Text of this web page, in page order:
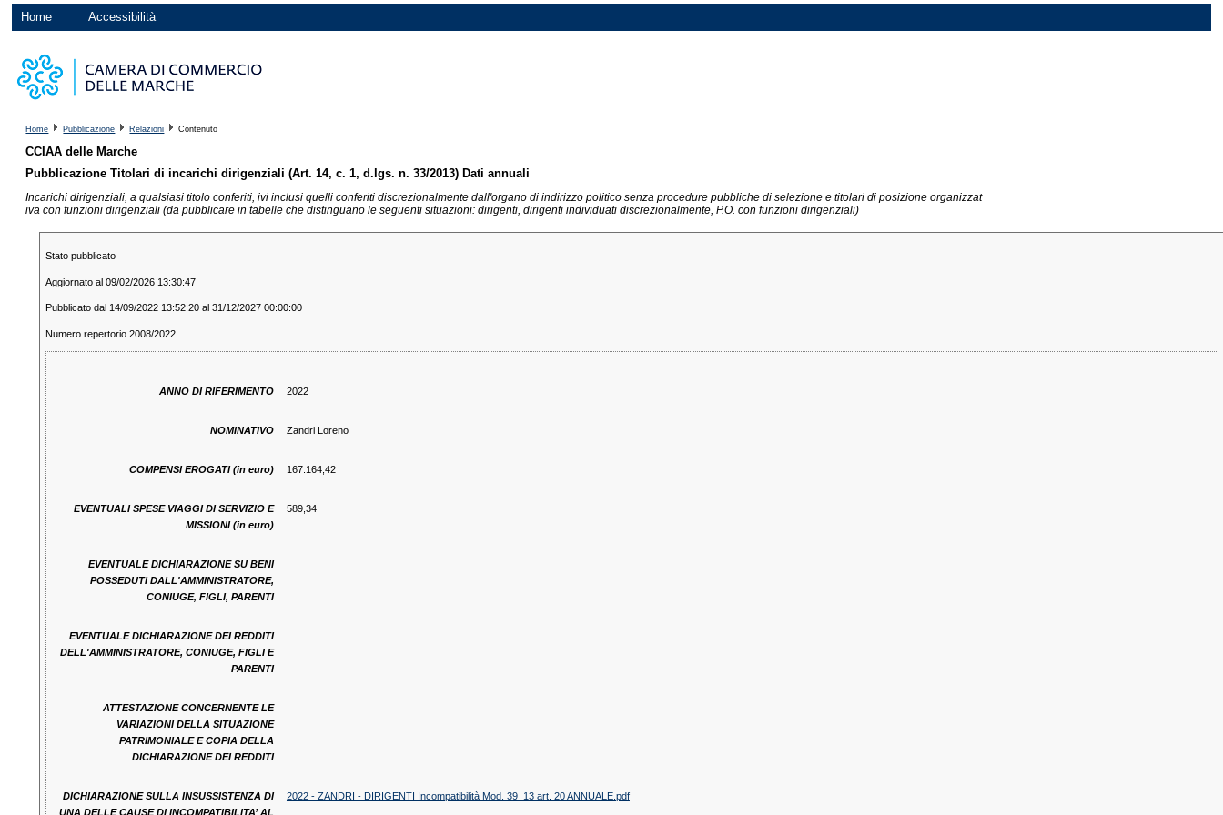
Home Accessibilità
Home Pubblicazione Relazioni Contenuto
CCIAA delle Marche
Pubblicazione Titolari di incarichi dirigenziali (Art. 14, c. 1, d.lgs. n. 33/2013) Dati annuali
Incarichi dirigenziali, a qualsiasi titolo conferiti, ivi inclusi quelli conferiti discrezionalmente dall'organo di indirizzo politico senza procedure pubbliche di selezione e titolari di posizione organizzat
iva con funzioni dirigenziali (da pubblicare in tabelle che distinguano le seguenti situazioni: dirigenti, dirigenti individuati discrezionalmente, P.O. con funzioni dirigenziali)
Stato pubblicato
Aggiornato al 09/02/2026 13:30:47
Pubblicato dal 14/09/2022 13:52:20 al 31/12/2027 00:00:00
Numero repertorio 2008/2022
ANNO DI RIFERIMENTO 2022
NOMINATIVO Zandri Loreno
COMPENSI EROGATI (in euro) 167.164,42
EVENTUALI SPESE VIAGGI DI SERVIZIO E
MISSIONI (in euro)
589,34
EVENTUALE DICHIARAZIONE SU BENI
POSSEDUTI DALL'AMMINISTRATORE,
CONIUGE, FIGLI, PARENTI
EVENTUALE DICHIARAZIONE DEI REDDITI
DELL'AMMINISTRATORE, CONIUGE, FIGLI E
PARENTI
ATTESTAZIONE CONCERNENTE LE
VARIAZIONI DELLA SITUAZIONE
PATRIMONIALE E COPIA DELLA
DICHIARAZIONE DEI REDDITI
DICHIARAZIONE SULLA INSUSSISTENZA DI
UNA DELLE CAUSE DI INCOMPATIBILITA’ AL
2022 - ZANDRI - DIRIGENTI Incompatibilità Mod. 39_13 art. 20 ANNUALE.pdf